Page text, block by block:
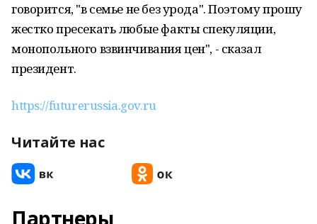
говорится, "в семье не без урода". Поэтому прошу
жестко пресекать любые факты спекуляции,
монопольного взвинчивания цен", - сказал
президент.
https://futurerussia.gov.ru
Читайте нас
Партнеры